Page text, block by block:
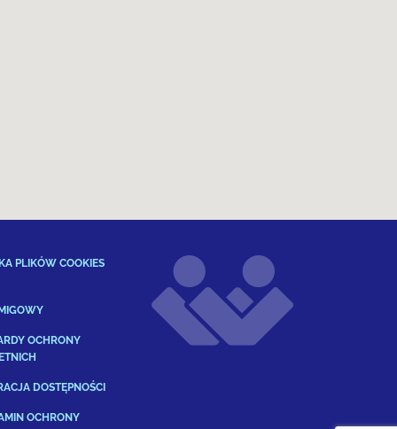
PLIKÓW COOKIES
OCHRONY
DOSTĘPNOŚCI
OCHRONY